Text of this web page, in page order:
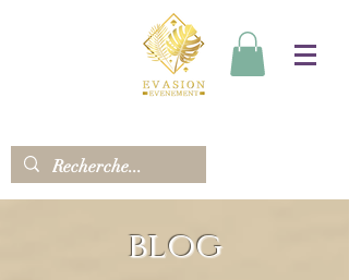
blog